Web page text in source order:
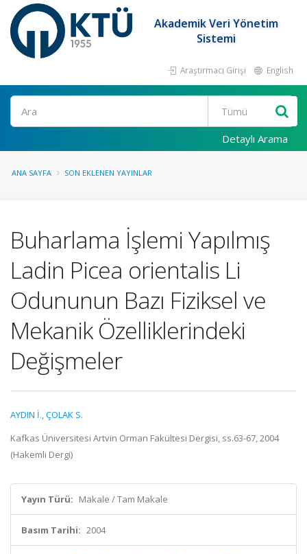
Akademik Veri Yönetim
Sistemi
Araştırmacı Girişi English
Ara
Detaylı Arama
ANA SAYFA SON EKLENEN YAYINLAR
Buharlama İşlemi Yapılmış
Ladin Picea orientalis Li
Odununun Bazı Fiziksel ve
Mekanik Özelliklerindeki
Değişmeler
AYDIN İ.,ÇOLAK S.
Kafkas Üniversitesi Artvin Orman Fakültesi Dergisi, ss.63-67, 2004
(Hakemli Dergi)
Yayın Türü: Makale / Tam Makale
Basım Tarihi: 2004